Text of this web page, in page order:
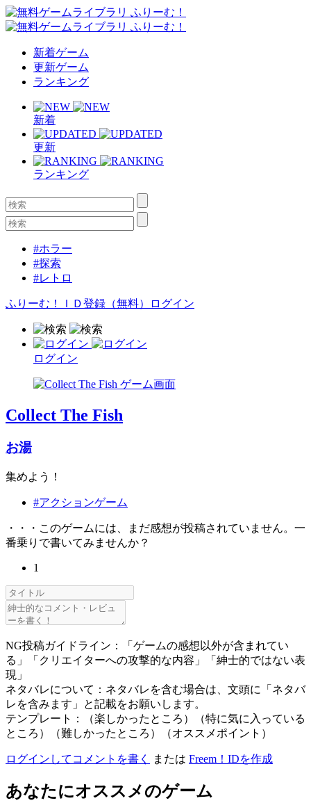
新着ゲーム
更新ゲーム
ランキング
新着
更新
ランキング
#ホラー
#探索
#レトロ
ふりーむ！ＩＤ登録（無料） ログイン
ログイン
Collect The Fish
お湯
集めよう！
#アクションゲーム
・・・このゲームには、まだ感想が投稿されていません。一
番乗りで書いてみませんか？
1
NG投稿ガイドライン：「ゲームの感想以外が含まれてい
る」「クリエイターへの攻撃的な内容」「紳士的ではない表
現」
ネタバレについて：ネタバレを含む場合は、文頭に「ネタバ
レを含みます」と記載をお願いします。
テンプレート：（楽しかったところ）（特に気に入っている
ところ）（難しかったところ）（オススメポイント）
ログインしてコメントを書く または Freem！IDを作成
あなたにオススメのゲーム